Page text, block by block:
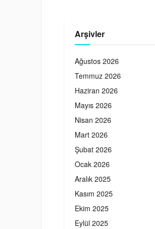
Arşivler
Ağustos 2026
Temmuz 2026
Haziran 2026
Mayıs 2026
Nisan 2026
Mart 2026
Şubat 2026
Ocak 2026
Aralık 2025
Kasım 2025
Ekim 2025
Eylül 2025